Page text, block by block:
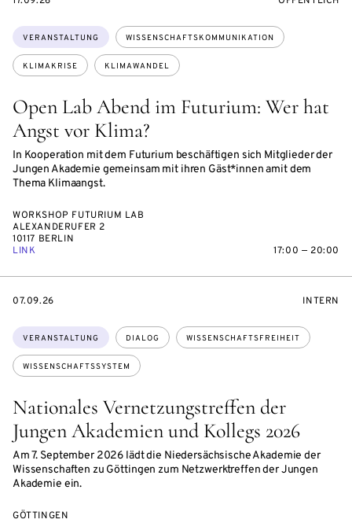
Open Lab Abend im Futurium: Wer hat
Angst vor Klima?
In Kooperation mit dem Futurium beschäftigen sich Mitglieder der
Jungen Akademie gemeinsam mit ihren Gäst*innen amit dem
Thema Klimaangst.
Themen:
VERANSTALTUNG WISSENSCHAFTSKOMMUNIKATION
KLIMAKRISE KLIMAWANDEL
WORKSHOP FUTURIUM LAB
ALEXANDERUFER 2
10117 BERLIN
LINK
17:00 — 20:00
Nationales Vernetzungstreffen der
Jungen Akademien und Kollegs 2026
Am 7. September 2026 lädt die Niedersächsische Akademie der
Wissenschaften zu Göttingen zum Netzwerktreffen der Jungen
Akademie ein.
Themen:
VERANSTALTUNG DIALOG WISSENSCHAFTSFREIHEIT
WISSENSCHAFTSSYSTEM
EVENTBEGINSON
07.09.26 INTERN
GÖTTINGEN